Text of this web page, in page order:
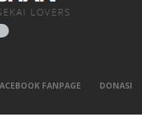
FANPAGE DONASI